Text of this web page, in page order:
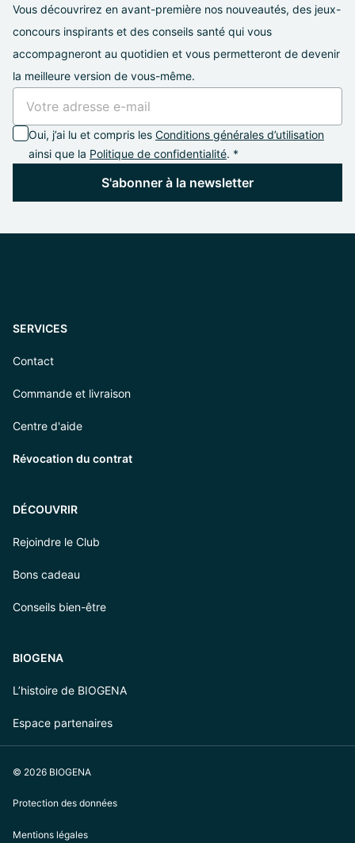
Vous découvrirez en avant-première nos nouveautés, des jeux-
concours inspirants et des conseils santé qui vous
accompagneront au quotidien et vous permetteront de devenir
la meilleure version de vous-même.
Oui, j’ai lu et compris les Conditions générales d’utilisation
ainsi que la Politique de confidentialité. *
S'abonner à la newsletter
SERVICES
Contact
Commande et livraison
Centre d'aide
Révocation du contrat
DÉCOUVRIR
Rejoindre le Club
Bons cadeau
Conseils bien-être
BIOGENA
L’histoire de BIOGENA
Espace partenaires
© 2026 BIOGENA
Protection des données
Mentions légales